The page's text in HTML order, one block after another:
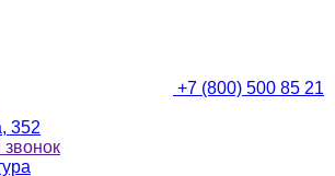
+7 (800) 500 85 21
352